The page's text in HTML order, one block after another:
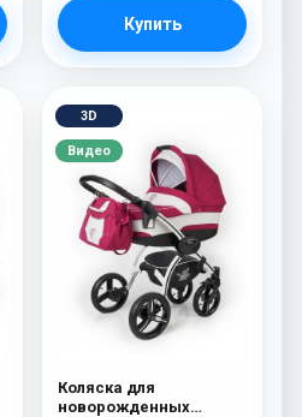
Купить
3D
Видео
Коляска для
новорожденных